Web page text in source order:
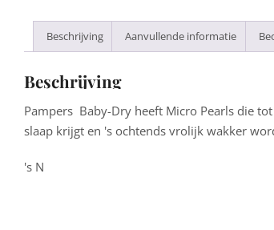
Beschrijving Aanvullende informatie
Beschrijving
Pampers Baby-Dry heeft Micro Pearls die
slaap krijgt en 's ochtends vrolijk wakker
's N